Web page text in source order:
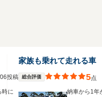
投稿
時に
家族も乗れて走れる車
総合評価 5点
納車から1年